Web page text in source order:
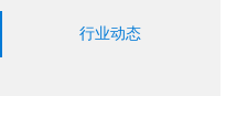
行业动态